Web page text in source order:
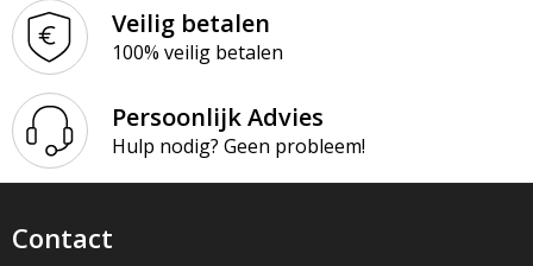
Veilig betalen
100% veilig betalen
Persoonlijk Advies
Hulp nodig? Geen probleem!
Contact